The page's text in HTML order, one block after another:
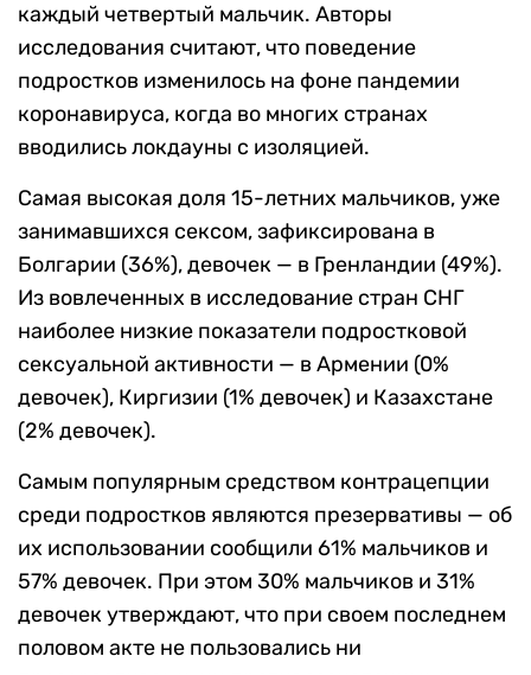
каждый четвертый мальчик. Авторы
исследования считают, что поведение
подростков изменилось на фоне пандемии
коронавируса, когда во многих странах
вводились локдауны с изоляцией.
Самая высокая доля 15-летних мальчиков, уже
занимавшихся сексом, зафиксирована в
Болгарии (36%), девочек — в Гренландии (49%).
Из вовлеченных в исследование стран СНГ
наиболее низкие показатели подростковой
сексуальной активности — в Армении (0%
девочек), Киргизии (1% девочек) и Казахстане
(2% девочек).
Самым популярным средством контрацепции
среди подростков являются презервативы — об
их использовании сообщили 61% мальчиков и
57% девочек. При этом 30% мальчиков и 31%
девочек утверждают, что при своем последнем
половом акте не пользовались ни